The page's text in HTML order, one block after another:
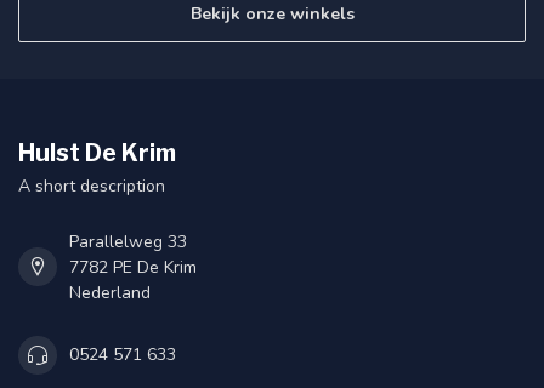
Bekijk onze winkels
Hulst De Krim
A short description
Parallelweg 33
7782 PE De Krim
Nederland
0524 571 633